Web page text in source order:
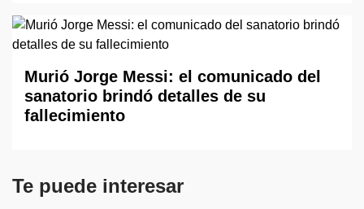
Murió Jorge Messi: el comunicado del
sanatorio brindó detalles de su
fallecimiento
Te puede interesar